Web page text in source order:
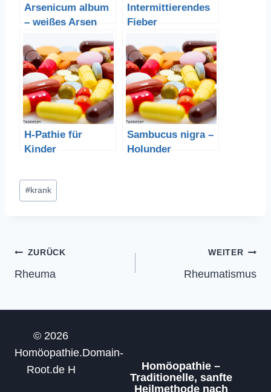
Arsenicum album
– weißes Arsen
Intermittierendes
Fieber
H-Pathie für
Kinder
Sambucus nigra –
Holunder
Schlagworte:
#krank
Beitragsnavigation
ZURÜCK
Rheuma
WEITER
Rheumatismus
© 2026
Homöopathie.Domain-
Root.de H
Homöopathie –
Traditionelle, sanfte
Heilmethode nach